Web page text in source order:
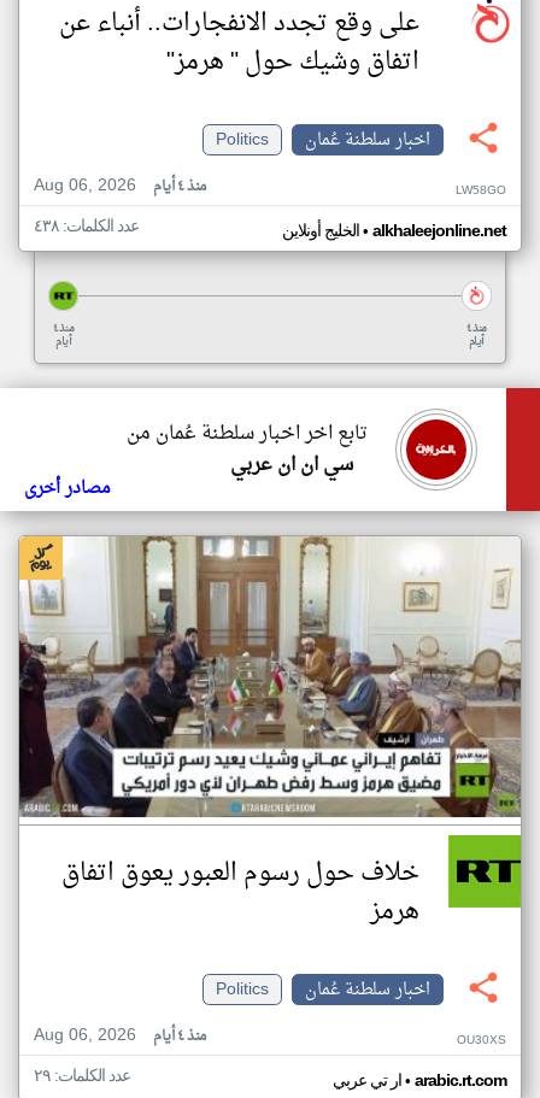
على وقع تجدد الانفجارات.. أنباء عن
اتفاق وشيك حول " هرمز"
اخبار سلطنة عُمان
Politics
Aug 06, 2026
منذ ٤ أيام LW58GO
الخليج أونلاين• alkhaleejonline.net عدد الكلمات: ٤٣٨
منذ ٤
أيام
منذ ٤
أيام
تابع اخر اخبار سلطنة عُمان من
سي ان ان عربي
مصادر أخرى
خلاف حول رسوم العبور يعوق اتفاق
هرمز
اخبار سلطنة عُمان
Politics
Aug 06, 2026
منذ ٤ أيام OU30XS
ار تي عربي• arabic.rt.com عدد الكلمات: ٢٩